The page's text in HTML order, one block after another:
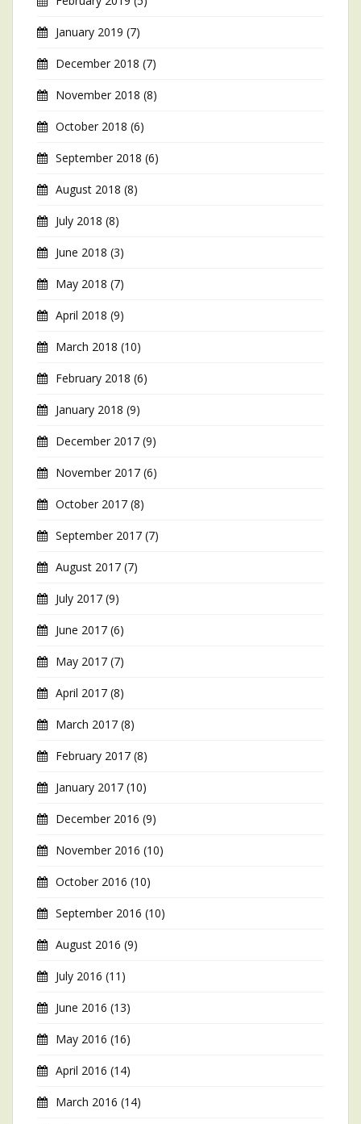
January 2019 (7)
December 2018 (7)
November 2018 (8)
October 2018 (6)
September 2018 (6)
August 2018 (8)
July 2018 (8)
June 2018 (3)
May 2018 (7)
April 2018 (9)
March 2018 (10)
February 2018 (6)
January 2018 (9)
December 2017 (9)
November 2017 (6)
October 2017 (8)
September 2017 (7)
August 2017 (7)
July 2017 (9)
June 2017 (6)
May 2017 (7)
April 2017 (8)
March 2017 (8)
February 2017 (8)
January 2017 (10)
December 2016 (9)
November 2016 (10)
October 2016 (10)
September 2016 (10)
August 2016 (9)
July 2016 (11)
June 2016 (13)
May 2016 (16)
April 2016 (14)
March 2016 (14)